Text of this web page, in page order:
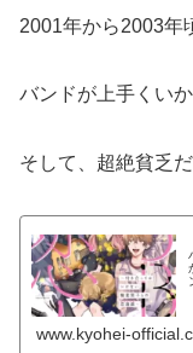
2001年から2003年
バンドが上手くい
そして、超絶貧乏
www.kyohei-